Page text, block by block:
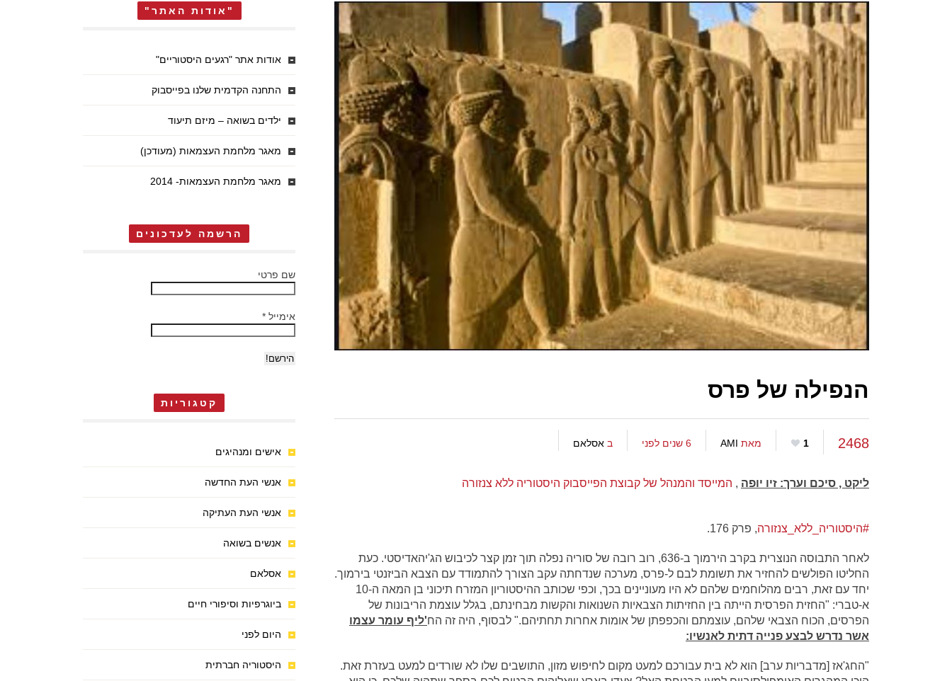
הנפילה של פרס
2468
1 מאת AMI 6 שנים לפני ב אסלאם
ליקט , סיכם וערך: זיו יופה , המייסד והמנהל של קבוצת הפייסבוק היסטוריה ללא צנזורה
#היסטוריה_ללא_צנזורה, פרק 176.
לאחר התבוסה הנוצרית בקרב הירמוך ב-636, רוב רובה של סוריה נפלה תוך זמן קצר לכיבוש הג'יהאדיסטי. כעת
החליטו הפולשים להחזיר את תשומת לבם ל-פרס, מערכה שנדחתה עקב הצורך להתמודד עם הצבא הביזנטי בירמוך.
יחד עם זאת, רבים מהלוחמים שלהם לא היו מעוניינים בכך, וכפי שכותב ההיסטוריון המזרח תיכוני בן המאה ה-10
א-טברי: "החזית הפרסית הייתה בין החזיתות הצבאיות השנואות והקשות מבחינתם, בגלל עוצמת הריבונות של
הפרסים, הכוח הצבאי שלהם, עוצמתם והכפפתן של אומות אחרות תחתיהם." לבסוף, היה זה הח'ליף עומר עצמו
אשר נדרש לבצע פנייה דתית לאנשיו:
"החג'אז [מדבריות ערב] הוא לא בית עבורכם למעט מקום לחיפוש מזון, התושבים שלו לא שורדים למעט בעזרת זאת.
"אודות האתר"
אודות אתר "רגעים היסטוריים"
התחנה הקדמית שלנו בפייסבוק
ילדים בשואה – מיזם תיעוד
מאגר מלחמת העצמאות (מעודכן)
מאגר מלחמת העצמאות- 2014
הרשמה לעדכונים
שם פרטי
אימייל *
קטגוריות
אישים ומנהיגים
אנשי העת החדשה
אנשי העת העתיקה
אנשים בשואה
אסלאם
ביוגרפיות וסיפורי חיים
היום לפני
היסטוריה חברתית